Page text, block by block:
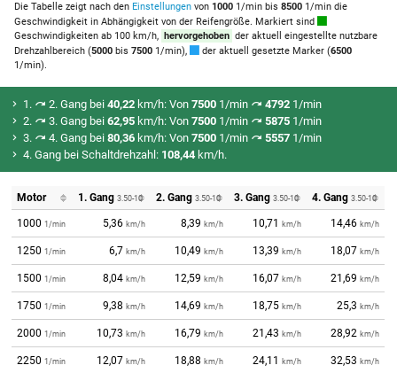
Die Tabelle zeigt nach den Einstellungen von 1000 1/min bis 8500 1/min die
Geschwindigkeit in Abhängigkeit von der Reifengröße. Markiert sind
Geschwindigkeiten ab 100 km/h, hervorgehoben der aktuell eingestellte nutzbare
Drehzahlbereich (5000 bis 7500 1/min), der aktuell gesetzte Marker (6500
1/min).
1. 2. Gang bei 40,22 km/h: Von 7500 1/min 4792 1/min
2.
3. Gang bei 62,95 km/h: Von 7500 1/min 5875 1/min
3.
4. Gang bei 80,36 km/h: Von 7500 1/min 5557 1/min
4. Gang bei Schaltdrehzahl: 108,44 km/h.
Motor 1. Gang3.50-10 2. Gang3.50-10 3. Gang3.50-10 4. Gang3.50-10
10001/min 5,36km/h 8,39km/h 10,71km/h 14,46km/h
12501/min 6,7km/h 10,49km/h 13,39km/h 18,07km/h
15001/min 8,04km/h 12,59km/h 16,07km/h 21,69km/h
17501/min 9,38km/h 14,69km/h 18,75km/h 25,3km/h
20001/min 10,73km/h 16,79km/h 21,43km/h 28,92km/h
22501/min 12,07km/h 18,88km/h 24,11km/h 32,53km/h